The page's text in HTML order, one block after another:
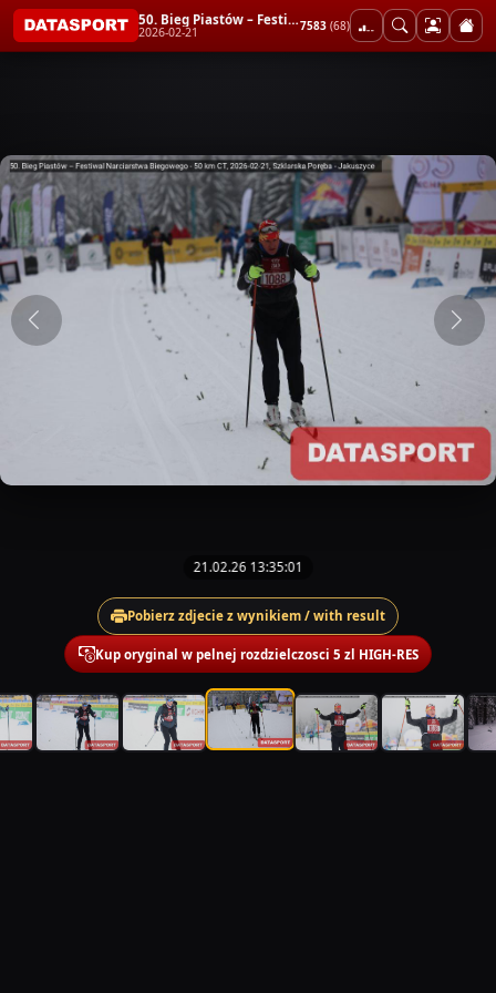
50. Bieg Piastów – Festiwal Narciarstwa Biegowego - 50 km CT
2026-02-21 7583 (68)
21.02.26 13:35:01
Pobierz zdjecie z wynikiem / with result
Kup oryginal w pelnej rozdzielczosci 5 zl HIGH-RES